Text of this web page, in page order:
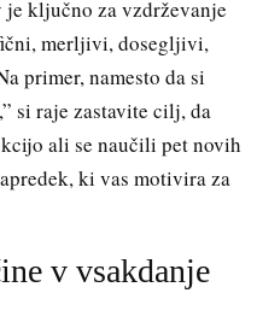
ključno za vzdrževanje
merljivi, dosegljivi,
primer, namesto da si
si raje zastavite cilj, da
ali se naučili pet novih
ki vas motivira za
v vsakdanje